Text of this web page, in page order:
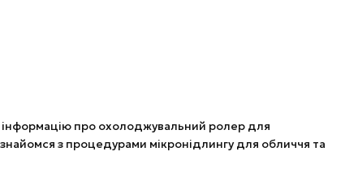
інформацію про охолоджувальний ролер для
з процедурами мікронідлингу для обличчя та